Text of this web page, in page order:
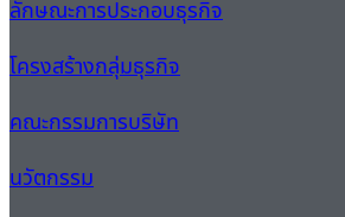
ลักษณะการประกอบธุรกิจ
โครงสร้างกลุ่มธุรกิจ
คณะกรรมการบริษัท
นวัตกรรม